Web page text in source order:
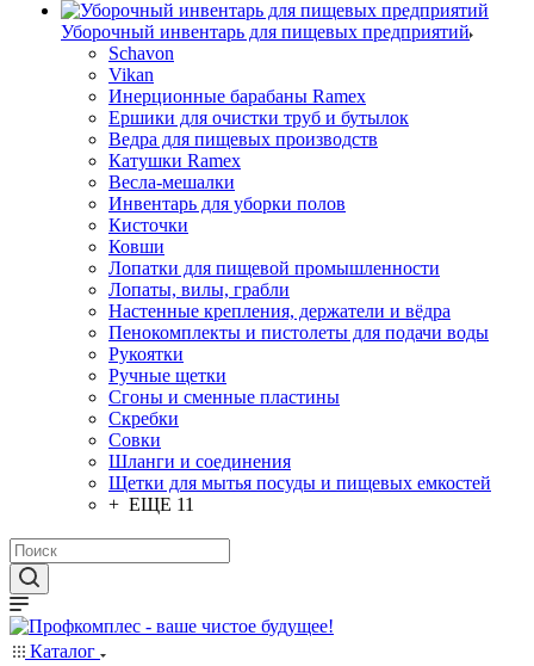
Уборочный инвентарь для пищевых предприятий
Schavon
Vikan
Инерционные барабаны Ramex
Ершики для очистки труб и бутылок
Ведра для пищевых производств
Катушки Ramex
Весла-мешалки
Инвентарь для уборки полов
Кисточки
Ковши
Лопатки для пищевой промышленности
Лопаты, вилы, грабли
Настенные крепления, держатели и вёдра
Пенокомплекты и пистолеты для подачи воды
Рукоятки
Ручные щетки
Сгоны и сменные пластины
Скребки
Совки
Шланги и соединения
Щетки для мытья посуды и пищевых емкостей
+ ЕЩЕ 11
Каталог